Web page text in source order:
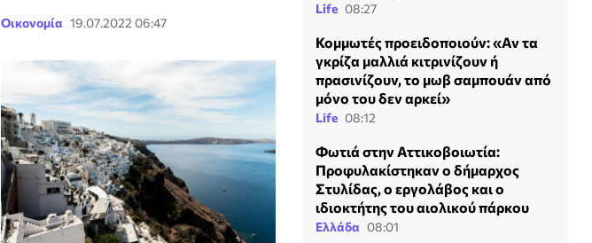
Οικονομία 19.07.2022 06:47
Life 08:27
Κομμωτές προειδοποιούν: «Αν τα
γκρίζα μαλλιά κιτρινίζουν ή
πρασινίζουν, το μωβ σαμπουάν από
μόνο του δεν αρκεί»
Life 08:12
Φωτιά στην Αττικοβοιωτία:
Προφυλακίστηκαν ο δήμαρχος
Στυλίδας, ο εργολάβος και ο
ιδιοκτήτης του αιολικού πάρκου
Ελλάδα 08:01